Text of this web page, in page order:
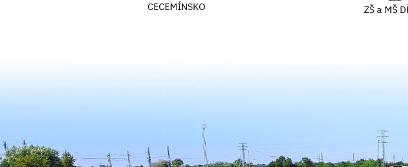
CECEMÍNSKO ZŠ a MŠ